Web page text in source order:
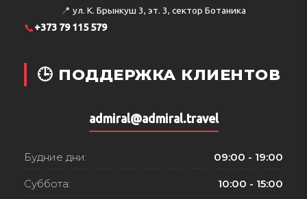
📍 ул. К. Брынкуш 3, эт. 3, сектор Ботаника
📞+373 79 115 579
🕒 ПОДДЕРЖКА КЛИЕНТОВ
admiral@admiral.travel
Будние дни: 09:00 - 19:00
Суббота: 10:00 - 15:00